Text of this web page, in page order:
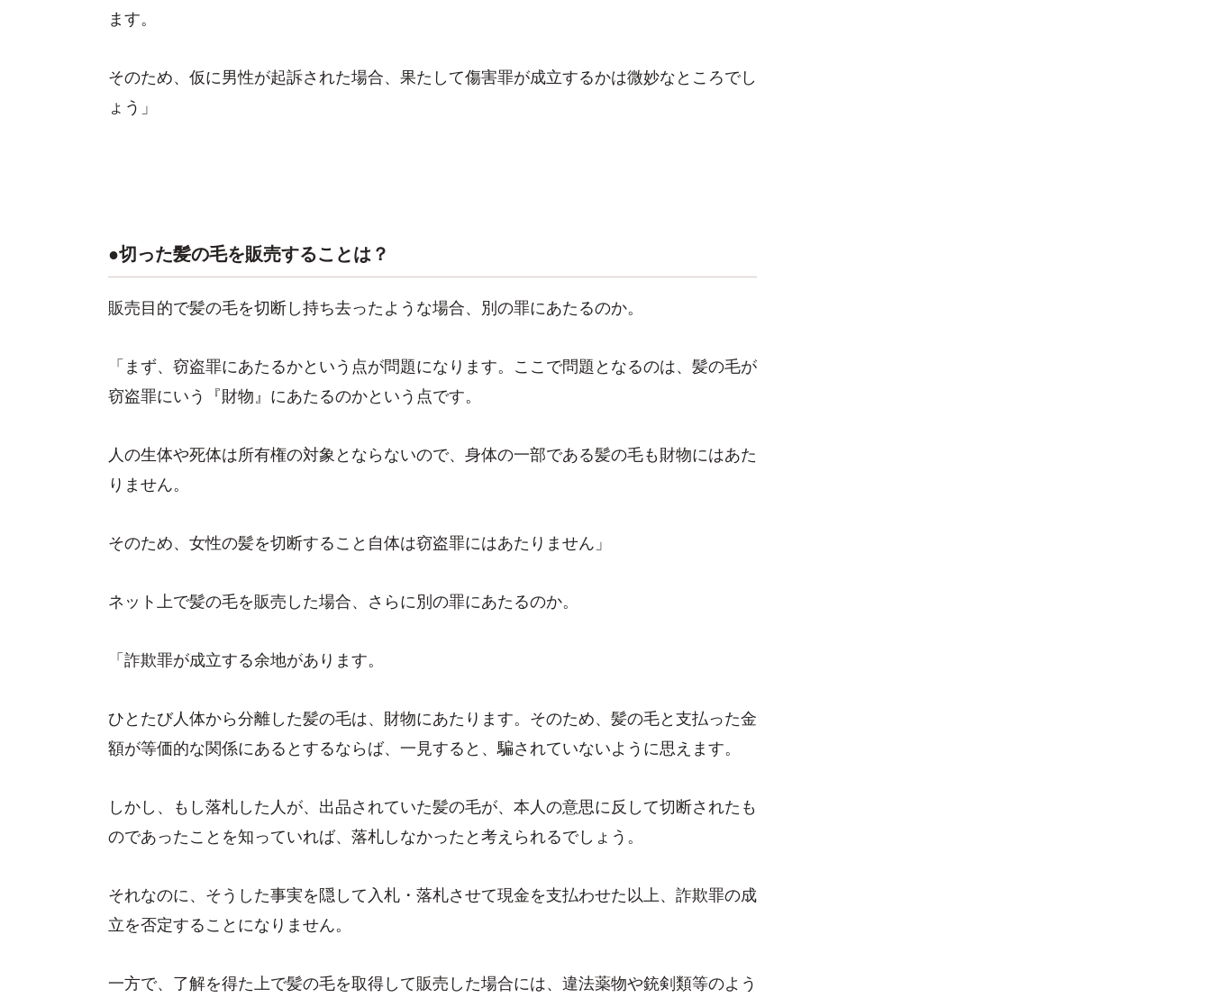
ます。
そのため、仮に男性が起訴された場合、果たして傷害罪が成立するかは微妙なところでし
ょう」
●切った髪の毛を販売することは？
販売目的で髪の毛を切断し持ち去ったような場合、別の罪にあたるのか。
「まず、窃盗罪にあたるかという点が問題になります。ここで問題となるのは、髪の毛が
窃盗罪にいう『財物』にあたるのかという点です。
人の生体や死体は所有権の対象とならないので、身体の一部である髪の毛も財物にはあた
りません。
そのため、女性の髪を切断すること自体は窃盗罪にはあたりません」
ネット上で髪の毛を販売した場合、さらに別の罪にあたるのか。
「詐欺罪が成立する余地があります。
ひとたび人体から分離した髪の毛は、財物にあたります。そのため、髪の毛と支払った金
額が等価的な関係にあるとするならば、一見すると、騙されていないように思えます。
しかし、もし落札した人が、出品されていた髪の毛が、本人の意思に反して切断されたも
のであったことを知っていれば、落札しなかったと考えられるでしょう。
それなのに、そうした事実を隠して入札・落札させて現金を支払わせた以上、詐欺罪の成
立を否定することになりません。
一方で、了解を得た上で髪の毛を取得して販売した場合には、違法薬物や銃剣類等のよう